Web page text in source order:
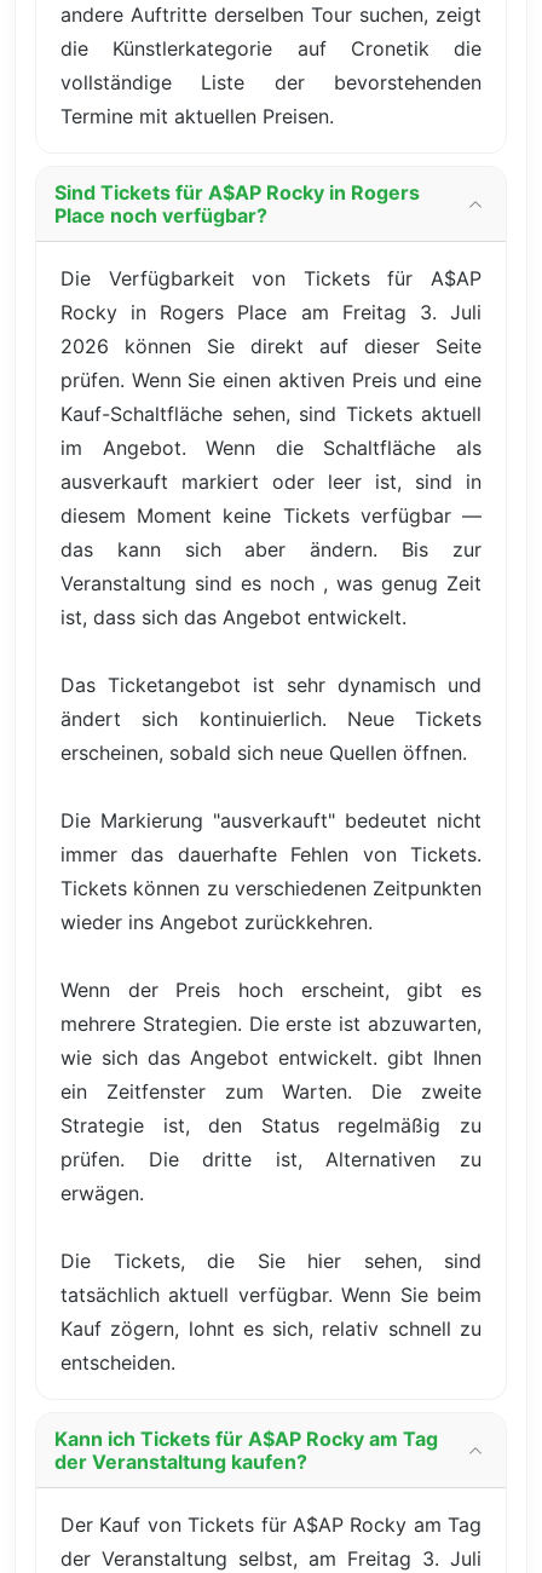
andere Auftritte derselben Tour suchen, zeigt
die Künstlerkategorie auf Cronetik die
vollständige Liste der bevorstehenden
Termine mit aktuellen Preisen.
Sind Tickets für A$AP Rocky in Rogers
Place noch verfügbar?
Die Verfügbarkeit von Tickets für A$AP
Rocky in Rogers Place am Freitag 3. Juli
2026 können Sie direkt auf dieser Seite
prüfen. Wenn Sie einen aktiven Preis und eine
Kauf-Schaltfläche sehen, sind Tickets aktuell
im Angebot. Wenn die Schaltfläche als
ausverkauft markiert oder leer ist, sind in
diesem Moment keine Tickets verfügbar —
das kann sich aber ändern. Bis zur
Veranstaltung sind es noch , was genug Zeit
ist, dass sich das Angebot entwickelt.
Das Ticketangebot ist sehr dynamisch und
ändert sich kontinuierlich. Neue Tickets
erscheinen, sobald sich neue Quellen öffnen.
Die Markierung "ausverkauft" bedeutet nicht
immer das dauerhafte Fehlen von Tickets.
Tickets können zu verschiedenen Zeitpunkten
wieder ins Angebot zurückkehren.
Wenn der Preis hoch erscheint, gibt es
mehrere Strategien. Die erste ist abzuwarten,
wie sich das Angebot entwickelt. gibt Ihnen
ein Zeitfenster zum Warten. Die zweite
Strategie ist, den Status regelmäßig zu
prüfen. Die dritte ist, Alternativen zu
erwägen.
Die Tickets, die Sie hier sehen, sind
tatsächlich aktuell verfügbar. Wenn Sie beim
Kauf zögern, lohnt es sich, relativ schnell zu
entscheiden.
Kann ich Tickets für A$AP Rocky am Tag
der Veranstaltung kaufen?
Der Kauf von Tickets für A$AP Rocky am Tag
der Veranstaltung selbst, am Freitag 3. Juli